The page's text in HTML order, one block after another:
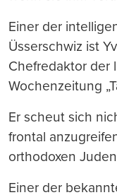
Einer der
Üsserschwiz ist
Chefredaktor der
Wochenzeitung
Er scheut sich
frontal
orthodoxen
Einer der